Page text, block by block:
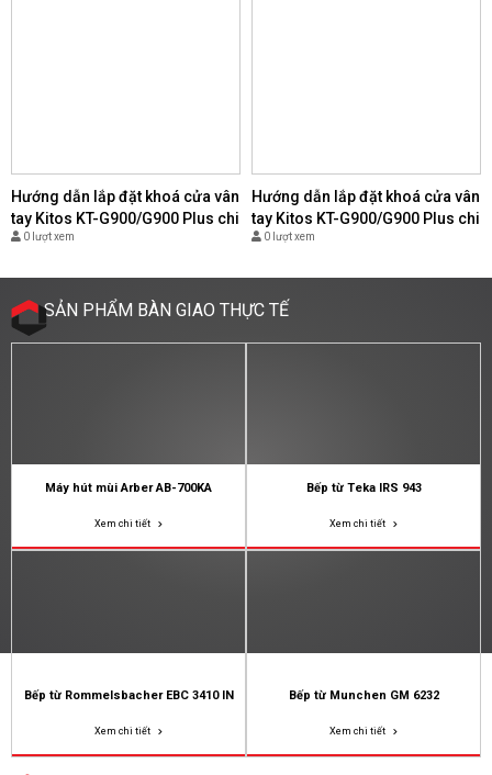
Hướng dẫn lắp đặt khoá cửa vân
tay Kitos KT-G900/G900 Plus chi
tiết nhất - (Copy)
0 lượt xem
Hướng dẫn lắp đặt khoá cửa vân
tay Kitos KT-G900/G900 Plus chi
tiết nhất - (Copy)
0 lượt xem
SẢN PHẨM BÀN GIAO THỰC TẾ
Máy hút mùi Arber AB-700KA
Xem chi tiết
Bếp từ Teka IRS 943
Xem chi tiết
Bếp từ Rommelsbacher EBC 3410 IN
Xem chi tiết
Bếp từ Munchen GM 6232
Xem chi tiết